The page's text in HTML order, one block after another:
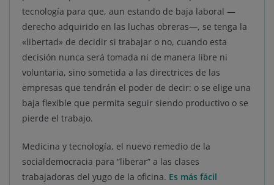
tecnología para que, aun estando de baja laboral —
derecho adquirido en las luchas obreras—, se tenga la
«libertad» de decidir si trabajar o no, cuando esta
decisión nunca será tomada ni de manera libre ni
voluntaria, sino sometida a las directrices de las
empresas que tendrán el poder de decir: o se elige una
baja flexible que permita seguir siendo productivo o se
pierde el trabajo.
Medicina y tecnología, el nuevo remedio de la
socialdemocracia para “liberar” a las clases
trabajadoras del yugo de la oficina. Es más fácil